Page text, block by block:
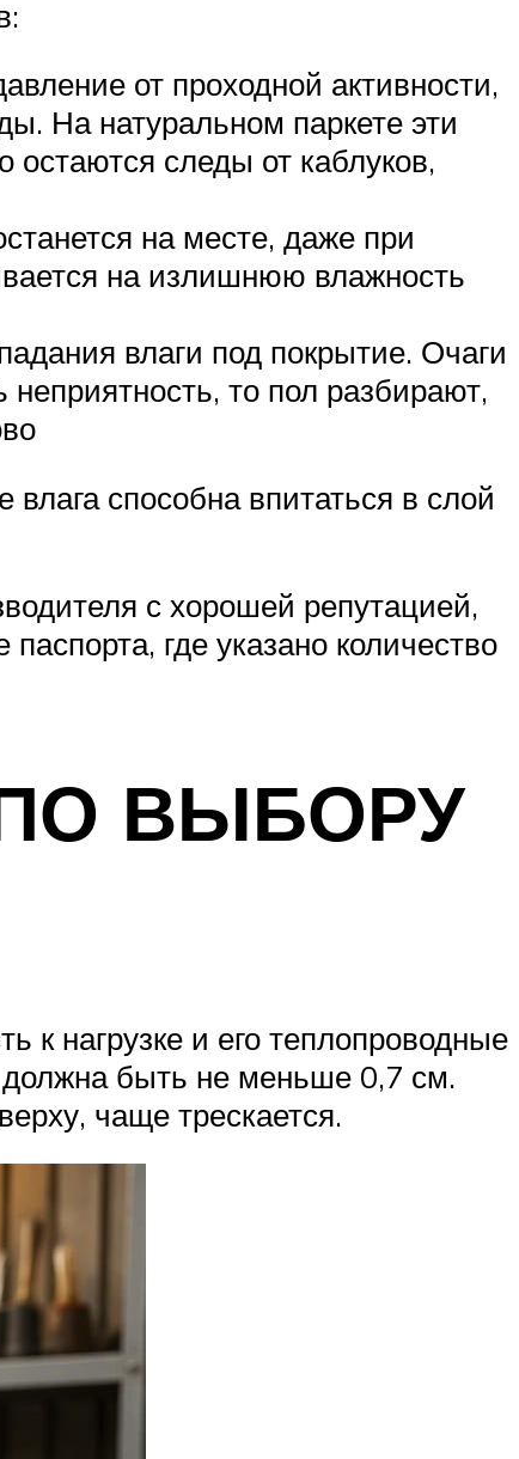
от проходной активности,
На натуральном паркете эти
остаются следы от каблуков,
на месте, даже при
на излишнюю влажность
влаги под покрытие. Очаги
то пол разбирают,
способна впитаться в слой
с хорошей репутацией,
где указано количество
ВЫБОРУ
к нагрузке и его теплопроводные
должна быть не меньше 0,7 см.
чаще трескается.